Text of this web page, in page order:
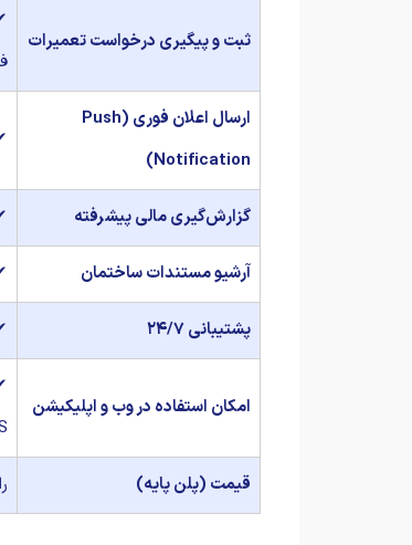
ثبت و پیگیری درخواست تعمیرات
ارسال اعلان فوری (Push
Notification)
گزارش‌گیری مالی پیشرفته
آرشیو مستندات ساختمان
پشتیبانی ۲۴/۷
امکان استفاده در وب و اپلیکیشن
قیمت (پلن پایه)